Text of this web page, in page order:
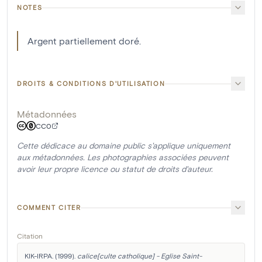
NOTES
Argent partiellement doré.
DROITS & CONDITIONS D'UTILISATION
Métadonnées
CC0
Cette dédicace au domaine public s'applique uniquement
aux métadonnées. Les photographies associées peuvent
avoir leur propre licence ou statut de droits d'auteur.
COMMENT CITER
Citation
KIK-IRPA. (1999). calice[culte catholique] - Eglise Saint-